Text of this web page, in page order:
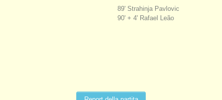
89' Strahinja Pavlovic
90' + 4' Rafael Leão